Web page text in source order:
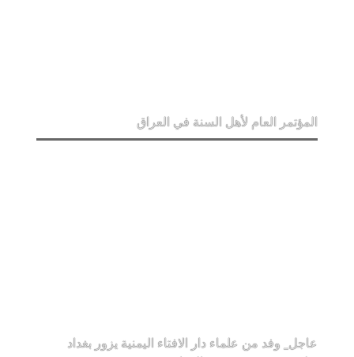
المؤتمر العام لأهل السنة في العراق
عاجل_ وفد من علماء دار الافتاء اليمنية يزور بغداد